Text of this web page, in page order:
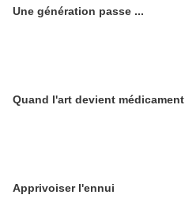
Une génération passe ...
Quand l'art devient médicament
Apprivoiser l'ennui